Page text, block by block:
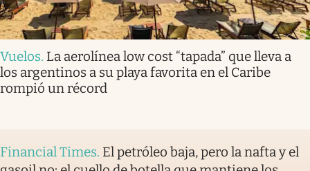
Vuelos. La aerolínea low cost “tapada” que lleva a
los argentinos a su playa favorita en el Caribe
rompió un récord
Financial Times. El petróleo baja, pero la nafta y el